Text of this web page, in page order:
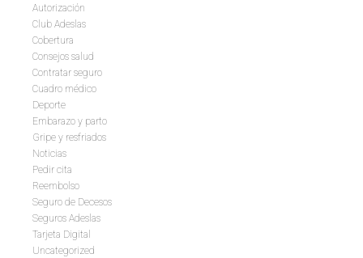
Autorización
Club Adeslas
Cobertura
Consejos salud
Contratar seguro
Cuadro médico
Deporte
Embarazo y parto
Gripe y resfriados
Noticias
Pedir cita
Reembolso
Seguro de Decesos
Seguros Adeslas
Tarjeta Digital
Uncategorized